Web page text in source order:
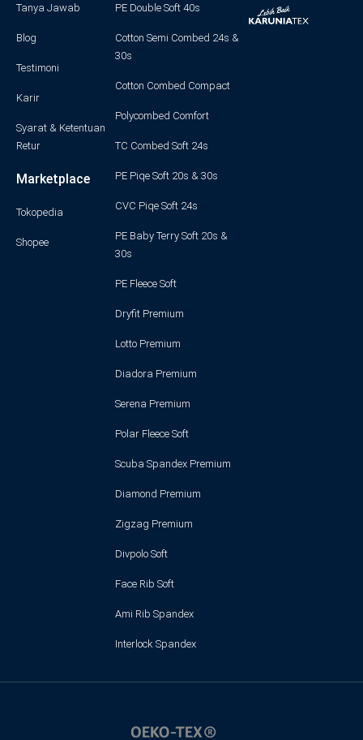
Tanya Jawab
Blog
Testimoni
Karir
Syarat & Ketentuan
Retur
Marketplace
Tokopedia
Shopee
PE Double Soft 40s
Cotton Semi Combed 24s &
30s
Cotton Combed Compact
Polycombed Comfort
TC Combed Soft 24s
PE Piqe Soft 20s & 30s
CVC Piqe Soft 24s
PE Baby Terry Soft 20s &
30s
PE Fleece Soft
Dryfit Premium
Lotto Premium
Diadora Premium
Serena Premium
Polar Fleece Soft
Scuba Spandex Premium
Diamond Premium
Zigzag Premium
Divpolo Soft
Face Rib Soft
Ami Rib Spandex
Interlock Spandex